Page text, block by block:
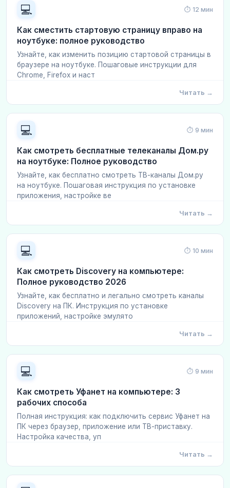
💻 ⏱ 12 мин
Как сместить стартовую страницу вправо на
ноутбуке: полное руководство
Узнайте, как изменить позицию стартовой страницы в
браузере на ноутбуке. Пошаговые инструкции для
Chrome, Firefox и наст
Читать →
💻 ⏱ 9 мин
Как смотреть бесплатные телеканалы Дом.ру
на ноутбуке: Полное руководство
Узнайте, как бесплатно смотреть ТВ-каналы Дом.ру
на ноутбуке. Пошаговая инструкция по установке
приложения, настройке ве
Читать →
💻 ⏱ 10 мин
Как смотреть Discovery на компьютере:
Полное руководство 2026
Узнайте, как бесплатно и легально смотреть каналы
Discovery на ПК. Инструкция по установке
приложений, настройке эмулято
Читать →
💻 ⏱ 9 мин
Как смотреть Уфанет на компьютере: 3
рабочих способа
Полная инструкция: как подключить сервис Уфанет на
ПК через браузер, приложение или ТВ-приставку.
Настройка качества, уп
Читать →